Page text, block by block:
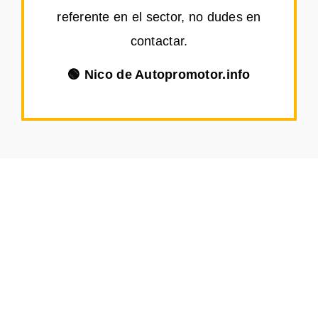
referente en el sector, no dudes en
contactar.
🟢 Nico de Autopromotor.info